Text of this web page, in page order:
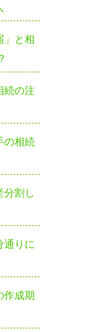
」と相
続の注
の相続
分割し
通りに
作成期